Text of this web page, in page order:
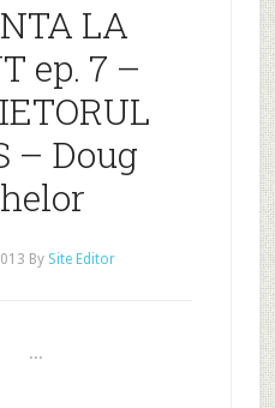
LA
ep. 7 –
– Doug
By Site Editor
...